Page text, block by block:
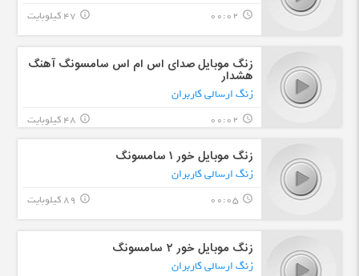
query_builder
00:02 47 کیلوبایت info_outline
زنگ موبایل صدای اس ام اس سامسونگ آهنگ
هشدار
زنگ ارسالی کاربران
query_builder
00:02 48 کیلوبایت info_outline
زنگ موبایل خور ۱ سامسونگ
زنگ ارسالی کاربران
query_builder
00:05 89 کیلوبایت info_outline
زنگ موبایل خور ۲ سامسونگ
زنگ ارسالی کاربران